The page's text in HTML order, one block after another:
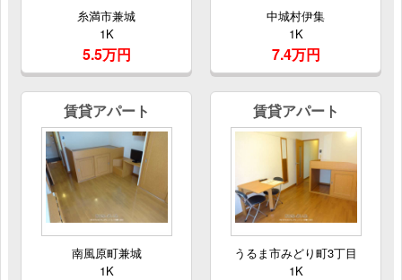
糸満市兼城
1K
5.5万円
中城村伊集
1K
7.4万円
賃貸アパート
南風原町兼城
1K
賃貸アパート
うるま市みどり町3丁目
1K